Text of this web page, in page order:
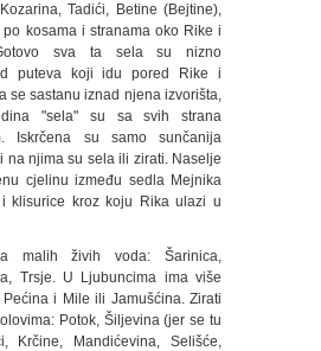
Tadići, Betine (Bejtine),
kosama i stranama oko Rike i
sva ta sela su nizno
puteva koji idu pored Rike i
se sastanu iznad njena izvorišta,
"sela" su sa svih strana
Iskrčena su samo sunčanija
na njima su sela ili zirati. Naselje
cjelinu između sedla Mejnika
klisurice kroz koju Rika ulazi u
malih živih voda: Šarinica,
Trsje. U Ljubuncima ima više
i Mile ili Jamušćina. Zirati
Potok, Šiljevina (jer se tu
Krčine, Mandićevina, Selišće,